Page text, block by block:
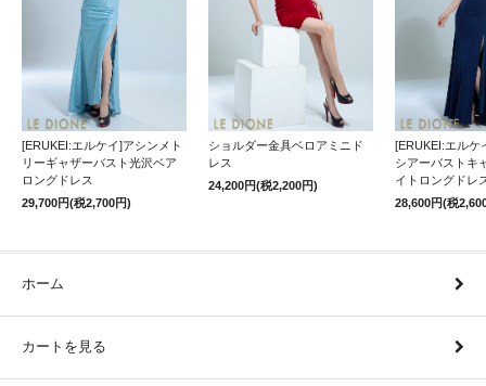
[ERUKEI:エルケイ]アシンメト
リーギャザーバスト光沢ベア
ロングドレス
29,700円(税2,700円)
ショルダー金具ベロアミニド
レス
24,200円(税2,200円)
[ERUKEI:エルケ
シアーバストキ
イトロングドレ
28,600円(税
ホーム
カートを見る